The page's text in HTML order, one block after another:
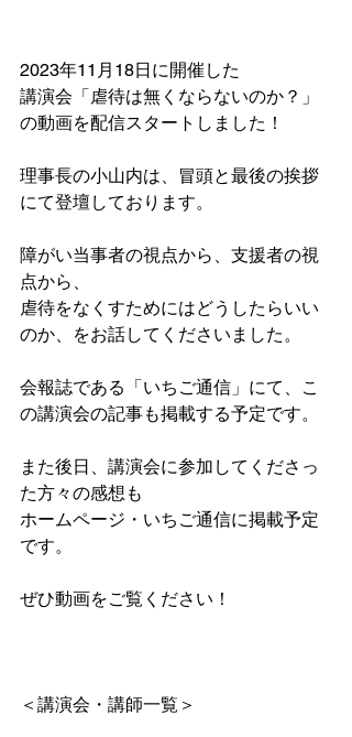
2023年11月18日に開催した
講演会「虐待は無くならないのか？」
の動画を配信スタートしました！
理事長の小山内は、冒頭と最後の挨拶
にて登壇しております。
障がい当事者の視点から、支援者の視
点から、
虐待をなくすためにはどうしたらいい
のか、をお話してくださいました。
会報誌である「いちご通信」にて、こ
の講演会の記事も掲載する予定です。
また後日、講演会に参加してくださっ
た方々の感想も
ホームページ・いちご通信に掲載予定
です。
ぜひ動画をご覧ください！
＜講演会・講師一覧＞